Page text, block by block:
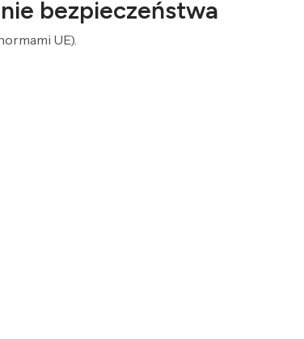
bezpieczeństwa
UE).